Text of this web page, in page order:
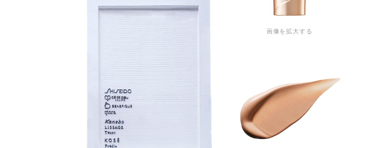
画像を拡大する